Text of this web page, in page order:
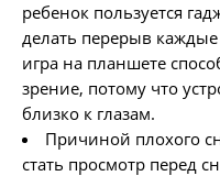
ребенок пользуется
делать перерыв
игра на планшете
зрение, потому что
близко к глазам.
Причиной плохого
стать просмотр перед